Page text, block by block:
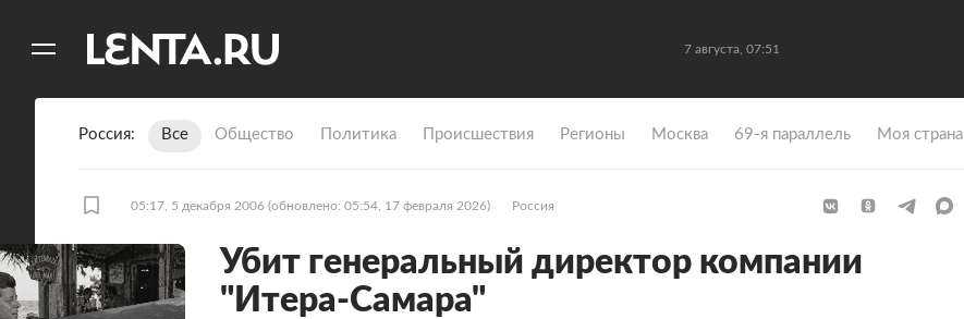
7 августа, 07:51
Россия Все Общество Политика Происшествия Регионы Москва 69-я параллель Моя страна
05:17, 5 декабря 2006 (обновлено: 05:54, 17 февраля 2026) Россия
Убит генеральный директор компании
"Итера-Самара"